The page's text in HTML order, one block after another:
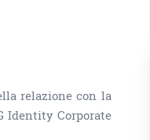
relazione con la
Identity Corporate